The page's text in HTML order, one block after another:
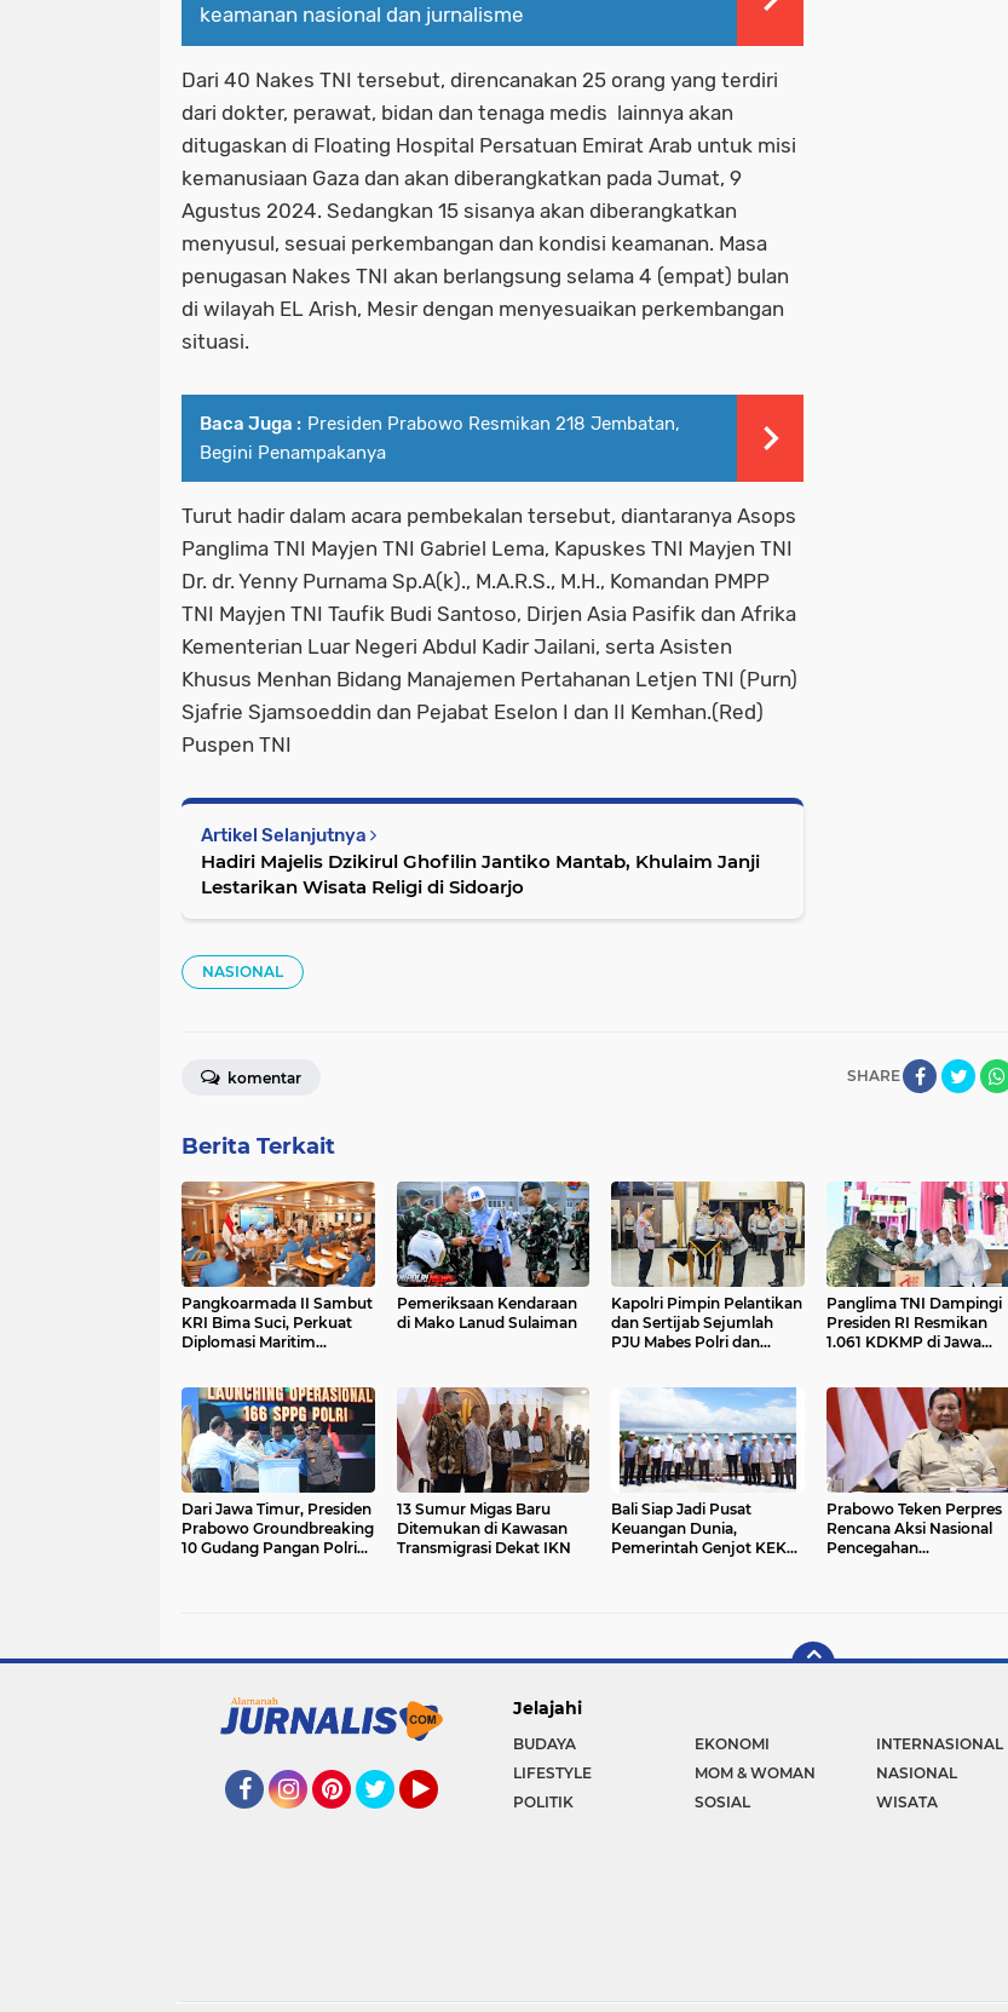
keamanan nasional dan jurnalisme
Dari 40 Nakes TNI tersebut, direncanakan 25 orang yang terdiri
dari dokter, perawat, bidan dan tenaga medis lainnya akan
ditugaskan di Floating Hospital Persatuan Emirat Arab untuk misi
kemanusiaan Gaza dan akan diberangkatkan pada Jumat, 9
Agustus 2024. Sedangkan 15 sisanya akan diberangkatkan
menyusul, sesuai perkembangan dan kondisi keamanan. Masa
penugasan Nakes TNI akan berlangsung selama 4 (empat) bulan
di wilayah EL Arish, Mesir dengan menyesuaikan perkembangan
situasi.
Baca Juga : Presiden Prabowo Resmikan 218 Jembatan,
Begini Penampakanya
Turut hadir dalam acara pembekalan tersebut, diantaranya Asops
Panglima TNI Mayjen TNI Gabriel Lema, Kapuskes TNI Mayjen TNI
Dr. dr. Yenny Purnama Sp.A(k)., M.A.R.S., M.H., Komandan PMPP
TNI Mayjen TNI Taufik Budi Santoso, Dirjen Asia Pasifik dan Afrika
Kementerian Luar Negeri Abdul Kadir Jailani, serta Asisten
Khusus Menhan Bidang Manajemen Pertahanan Letjen TNI (Purn)
Sjafrie Sjamsoeddin dan Pejabat Eselon I dan II Kemhan.(Red)
Puspen TNI
Artikel Selanjutnya
Hadiri Majelis Dzikirul Ghofilin Jantiko Mantab, Khulaim Janji
Lestarikan Wisata Religi di Sidoarjo
NASIONAL
SHARE
komentar
Berita Terkait
Pangkoarmada II Sambut
KRI Bima Suci, Perkuat
Diplomasi Maritim
Pemeriksaan Kendaraan
di Mako Lanud Sulaiman
Kapolri Pimpin Pelantikan
dan Sertijab Sejumlah
PJU Mabes Polri dan
Panglima TNI Dampingi
Presiden RI Resmikan
1.061 KDKMP di Jawa
Dari Jawa Timur, Presiden
Prabowo Groundbreaking
10 Gudang Pangan Polri
13 Sumur Migas Baru
Ditemukan di Kawasan
Transmigrasi Dekat IKN
Bali Siap Jadi Pusat
Keuangan Dunia,
Pemerintah Genjot KEK
Prabowo Teken Perpres
Rencana Aksi Nasional
Pencegahan
Jelajahi
BUDAYA EKONOMI INTERNASIONAL
LIFESTYLE
MOM & WOMAN NASIONAL
POLITIK
SOSIAL WISATA